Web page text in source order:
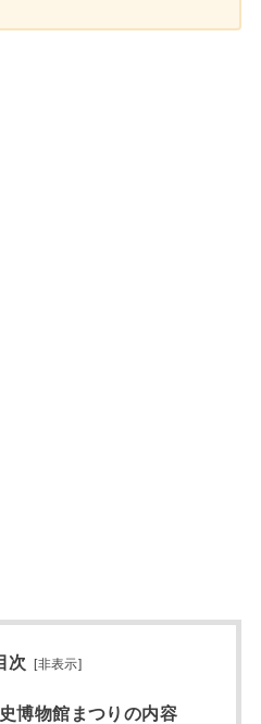
次 [非表示]
博物館まつりの内容